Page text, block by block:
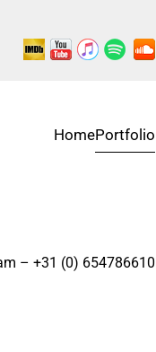
HomePortfolio
– +31 (0) 654786610